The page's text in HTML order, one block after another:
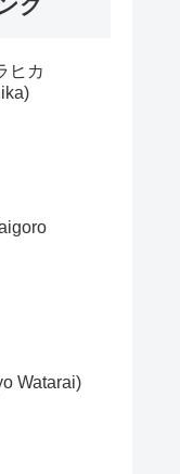
グ
ヒカ
Watarai)